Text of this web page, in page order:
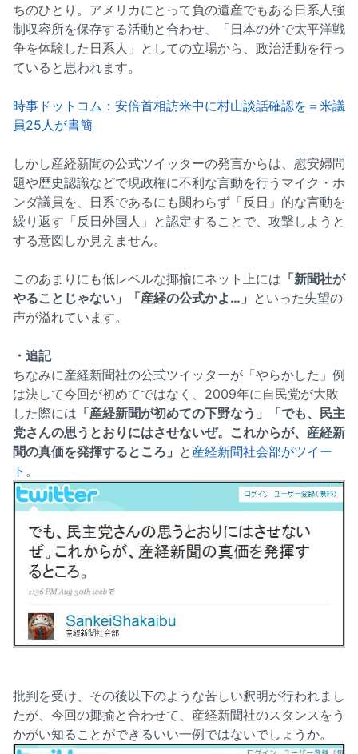
ちのひとり。アメリカにとって負の遺産でもある日系人強
制収容所を保存する活動と合わせ、「日本の外で太平洋戦
争を体験した日系人」としての立場から、政治活動を行っ
ていると思われます。
時事ドットコム：安倍首相訪米中に村山談話確認を＝米議
員25人が書簡
しかし産経新聞の公式ツイッターの発言からは、慰安婦問
題や歴史認識などで現政権に不利な言動を行うマイク・ホ
ンダ議員を、日系であるにも関わらず「反日」的な言動を
繰り返す「反日外国人」と認定することで、攻撃しようと
する意図しか見えません。
このあまりにも低レベルな揶揄にネット上には 「新聞社が
やることじゃない」「産経の公式かよ…」 といった失望の
声が溢れています。
・追記
ちなみに産経新聞社の公式ツイッターが「やらかした」例
は決して今回が初めてではなく、2009年に自民党が大敗
した際には 「産経新聞が初めての下野なう」「でも、民主
党さんの思うとおりにはさせないぜ。これからが、産経新
聞の真価を発揮するところ」 と 産経新聞社会部がツイー
ト 。
批判を受け、その後以下のような苦しい釈明が行われまし
たが、今回の揶揄と合わせて、産経新聞社のスタンスをう
かがい知ることができるいい一例ではないでしょうか。